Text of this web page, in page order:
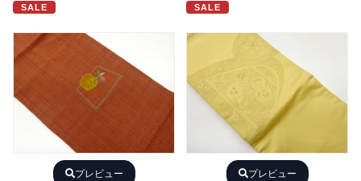
SALE
プレビュー
SALE
プレビュー